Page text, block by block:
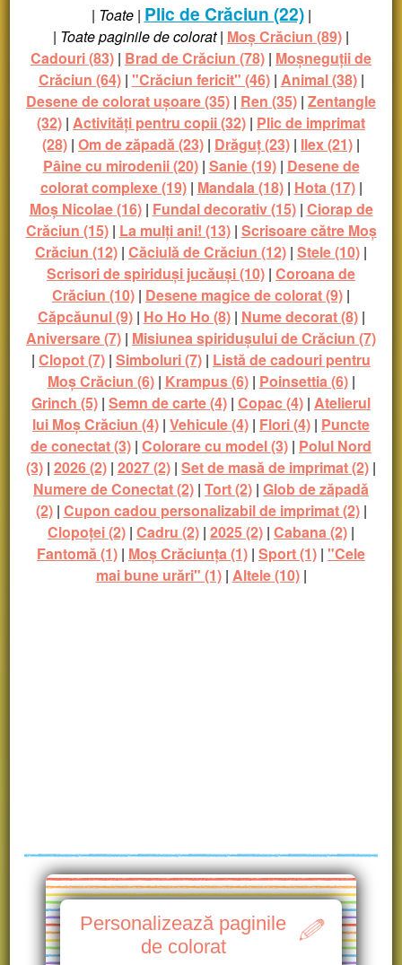
| Toate| Plic de Crăciun (22)|
| Toate paginile de colorat| Moș Crăciun (89) |
Cadouri (83) | Brad de Crăciun (78) | Moșneguții de
Crăciun (64)| "Crăciun fericit" (46)| Animal (38)|
Desene de colorat ușoare (35) | Ren (35) | Zentangle
(32) | Activități pentru copii (32) | Plic de imprimat
(28) | Om de zăpadă (23) | Drăguț (23) | Ilex (21) |
Pâine cu mirodenii (20)| Sanie (19)| Desene de
colorat complexe (19)| Mandala (18)| Hota (17)|
Moș Nicolae (16)| Fundal decorativ (15)| Ciorap de
Crăciun (15)| La mulți ani! (13)| Scrisoare către Moș
Crăciun (12) | Căciulă de Crăciun (12) | Stele (10) |
Scrisori de spiriduși jucăuși (10) | Coroana de
Crăciun (10) | Desene magice de colorat (9) |
Căpcăunul (9)| Ho Ho Ho (8)| Nume decorat (8)|
Aniversare (7) | Misiunea spiridușului de Crăciun (7)
| Clopot (7) | Simboluri (7) | Listă de cadouri pentru
Moș Crăciun (6)| Krampus (6)| Poinsettia (6)|
Grinch (5) | Semn de carte (4) | Copac (4) | Atelierul
lui Moș Crăciun (4) | Vehicule (4) | Flori (4) | Puncte
de conectat (3) | Colorare cu model (3) | Polul Nord
(3) | 2026 (2) | 2027 (2) | Set de masă de imprimat (2) |
Numere de Conectat (2) | Tort (2) | Glob de zăpadă
(2)| Cupon cadou personalizabil de imprimat (2)|
Clopoței (2) | Cadru (2) | 2025 (2) | Cabana (2) |
Fantomă (1) | Moș Crăciunța (1) | Sport (1) | "Cele
mai bune urări" (1)| Altele (10)|
Personalizează paginile
de colorat